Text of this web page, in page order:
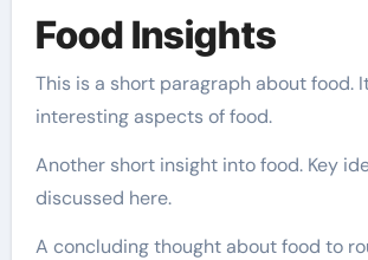
Food Insights
This is a short paragraph about food.
interesting aspects of food.
Another short insight into food. Key
discussed here.
A concluding thought about food to